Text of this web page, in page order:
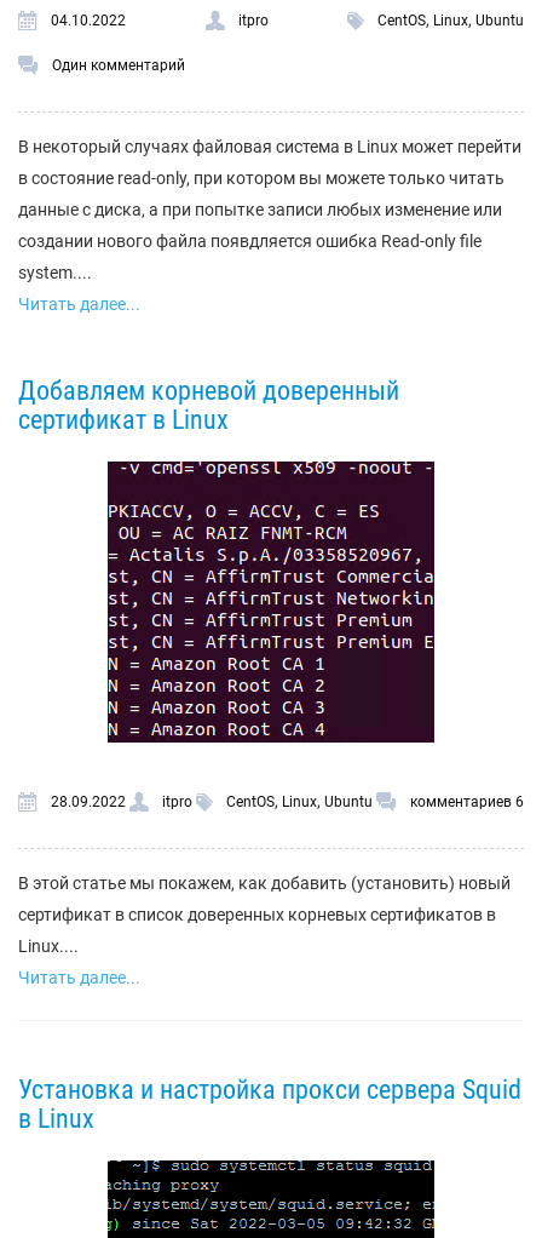
04.10.2022 itpro CentOS, Linux, Ubuntu
Один комментарий
В некоторый случаях файловая система в Linux может перейти
в состояние read-only, при котором вы можете только читать
данные с диска, а при попытке записи любых изменение или
создании нового файла появдляется ошибка Read-only file
system....
Читать далее...
Добавляем корневой доверенный
сертификат в Linux
28.09.2022 itpro CentOS, Linux, Ubuntu комментариев 6
В этой статье мы покажем, как добавить (установить) новый
сертификат в список доверенных корневых сертификатов в
Linux....
Читать далее...
Установка и настройка прокси сервера Squid
в Linux